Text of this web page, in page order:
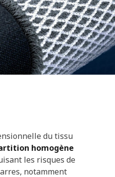
du tissu
homogène
les risques de
notamment